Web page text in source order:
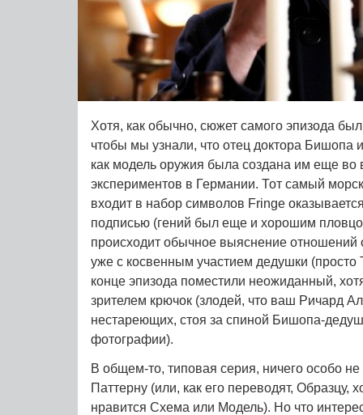
Хотя, как обычно, сюжет самого эпизода
чтобы мы узнали, что отец доктора Бишопа
как модель оружия была создана им еще во
экспериментов в Германии. Тот самый
входит в набор символов Fringe
подписью (гений был еще и хорошим
происходит обычное выяснение отношений
уже с косвенным участием дедушки (просто
конце эпизода поместили неожиданный,
зрителем крючок (злодей, что ваш Ричард
нестареющих, стоя за спиной Бишопа-
фотографии).
В общем-то, типовая серия, ничего особо
Паттерну (или, как его переводят, Образцу,
нравится Схема или Модель). Но что